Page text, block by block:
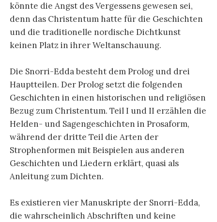
könnte die Angst des Vergessens gewesen sei,
denn das Christentum hatte für die Geschichten
und die traditionelle nordische Dichtkunst
keinen Platz in ihrer Weltanschauung.
Die Snorri-Edda besteht dem Prolog und drei
Hauptteilen. Der Prolog setzt die folgenden
Geschichten in einen historischen und religiösen
Bezug zum Christentum. Teil I und II erzählen die
Helden- und Sagengeschichten in Prosaform,
während der dritte Teil die Arten der
Strophenformen mit Beispielen aus anderen
Geschichten und Liedern erklärt, quasi als
Anleitung zum Dichten.
Es existieren vier Manuskripte der Snorri-Edda,
die wahrscheinlich Abschriften und keine